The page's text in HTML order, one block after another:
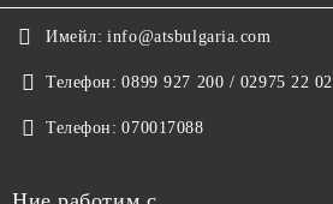
Имейл: info@atsbulgaria.com
Телефон: 0899 927 200 / 02975 22 02
Телефон: 070017088